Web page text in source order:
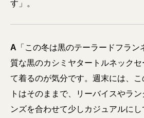
す」。
A 「この冬は黒のテーラードフラン
質な黒のカシミヤタートルネック
て着るのが気分です。週末には、
トはそのままで、リーバイスやラ
ンズを合わせて少しカジュアルにし